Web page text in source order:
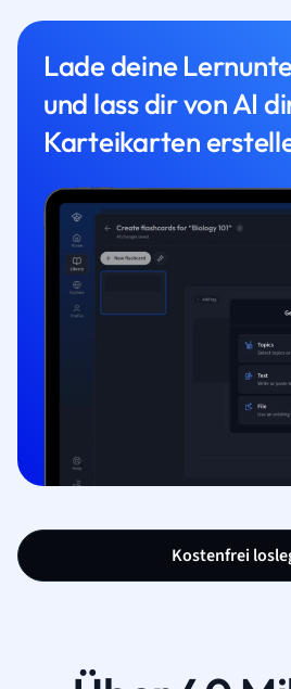
Lade deine
und lass dir von AI
Karteikarten
Kostenfrei